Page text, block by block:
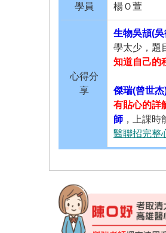
學員 楊Ｏ萱
心得分
享
生物吳頡(
學太少，題
知道自己的
傑瑞(曾世
有貼心的詳
師 ，上課時
醫聯招完整